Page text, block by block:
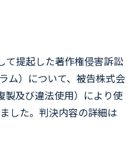
て提起した著作権侵害訴訟
ム）について、被告株式会
製及び違法使用）により使
した。判決内容の詳細は